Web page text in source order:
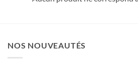
NOS NOUVEAUTÉS